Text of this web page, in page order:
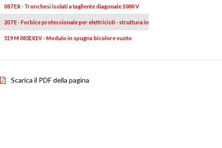
087 EX - Tronchesi isolati a tagliente diagonale 1000 V
207 E - Forbice professionale per elettricisti - struttura integrale in acciaio inox
519 M 085EX1V - Modulo in spugna bicolore vuoto
Scarica il PDF della pagina